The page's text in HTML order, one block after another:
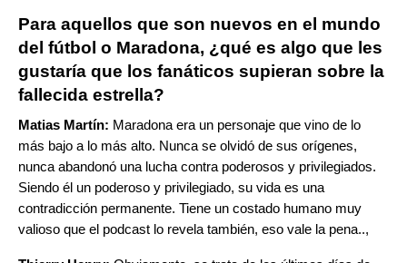
Para aquellos que son nuevos en el mundo
del fútbol o Maradona, ¿qué es algo que les
gustaría que los fanáticos supieran sobre la
fallecida estrella?
Matias Martín: Maradona era un personaje que vino de lo
más bajo a lo más alto. Nunca se olvidó de sus orígenes,
nunca abandonó una lucha contra poderosos y privilegiados.
Siendo él un poderoso y privilegiado, su vida es una
contradicción permanente. Tiene un costado humano muy
valioso que el podcast lo revela también, eso vale la pena..,